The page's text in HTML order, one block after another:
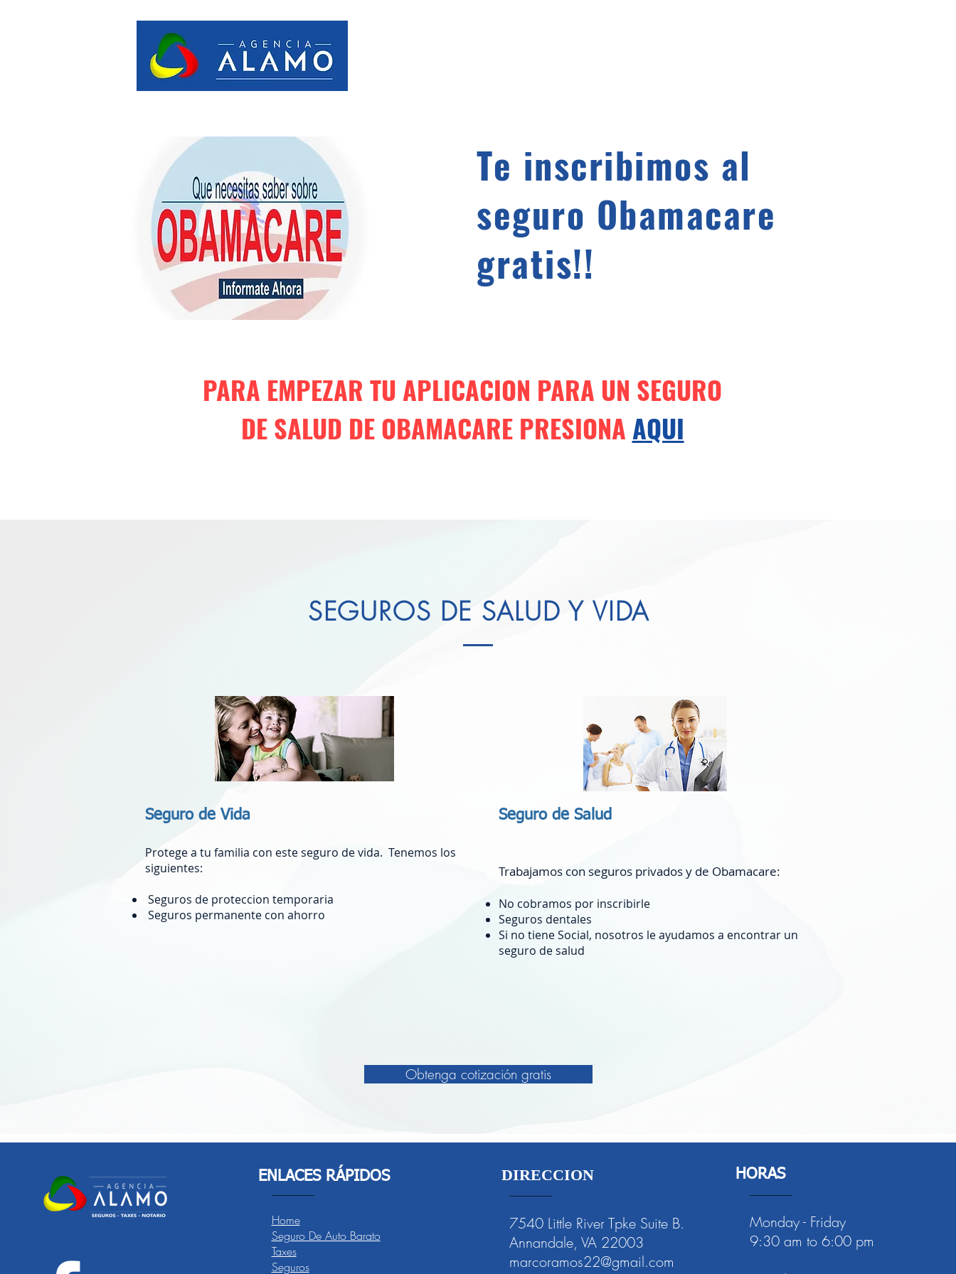
Te inscribimos al
seguro Obamacare
gratis!!
PARA EMPEZAR TU APLICACION PARA UN SEGURO
DE SALUD DE OBAMACAREPRESIONA AQUI
SEGUROS DE SALUD Y VIDA
Seguro de Vida
Protege a tu familia con este seguro de vida. Tenemos los
siguientes:
Seguros de proteccion temporaria
Seguros permanente con ahorro
Seguro de Salud
Trabajamos con seguros privados y de Obamacare:
No cobramos por inscribirle
Seguros dentales
Si no tiene Social, nosotros le ayudamos a encontrar un
seguro de salud
Obtenga cotización gratis
ENLACES RÁPIDOS
Home
Seguro De Auto Barato
Taxes
Seguros
DIRECCION
7540 Little River Tpke Suite B.
Annandale, VA 22003
marcoramos22@gmail.com
HORAS
Monday - Friday
9:30 am to 6:00 pm